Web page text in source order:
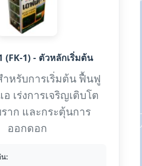
(FK-1) - ตัวหลักเริ่มต้น
ำหรับการเริ่มต้น ฟื้นฟู
เร่งการเจริญเติบโต
ราก และกระตุ้นการ
ออกดอก
: